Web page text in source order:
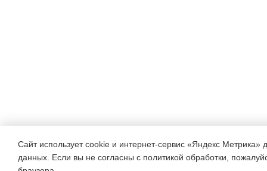
Сайт использует cookie и интернет-сервис «Яндекс Метрика»
данных. Если вы не согласны с политикой обработки,